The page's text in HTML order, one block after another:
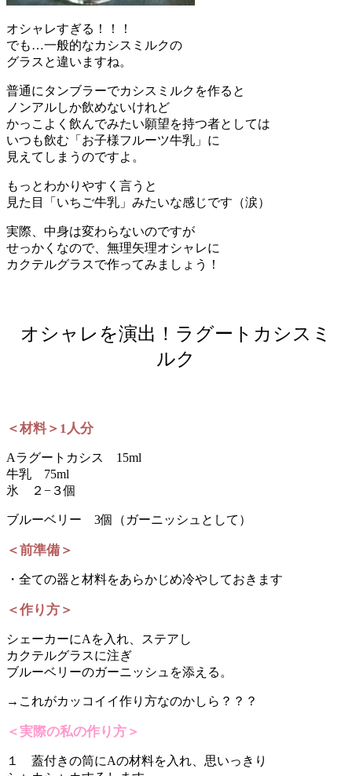
オシャレすぎる！！！
でも…一般的なカシスミルクの
グラスと違いますね。
普通にタンブラーでカシスミルクを作ると
ノンアルしか飲めないけれど
かっこよく飲んでみたい願望を持つ者としては
いつも飲む「お子様フルーツ牛乳」に
見えてしまうのですよ。
もっとわかりやすく言うと
見た目「いちご牛乳」みたいな感じです（涙）
実際、中身は変わらないのですが
せっかくなので、無理矢理オシャレに
カクテルグラスで作ってみましょう！
オシャレを演出！ラグートカシスミ
ルク
＜材料＞1人分
Aラグートカシス 15ml
牛乳 75ml
氷 ２−３個
ブルーベリー 3個（ガーニッシュとして）
＜前準備＞
・全ての器と材料をあらかじめ冷やしておきます
＜作り方＞
シェーカーにAを入れ、ステアし
カクテルグラスに注ぎ
ブルーベリーのガーニッシュを添える。
→これがカッコイイ作り方なのかしら？？？
＜実際の私の作り方＞
１ 蓋付きの筒にAの材料を入れ、思いっきり